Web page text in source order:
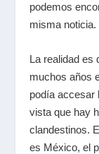
podemos
misma noticia.
La realidad es
muchos años
podía accesar
vista que hay
clandestinos.
es México, el